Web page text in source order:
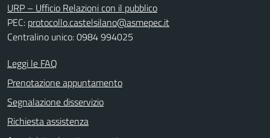
URP – Ufficio Relazioni con il pubblico
PEC: protocollo.castelsilano@asmepec.it
Centralino unico: 0984 994025
Leggi le FAQ
Prenotazione appuntamento
Segnalazione disservizio
Richiesta assistenza